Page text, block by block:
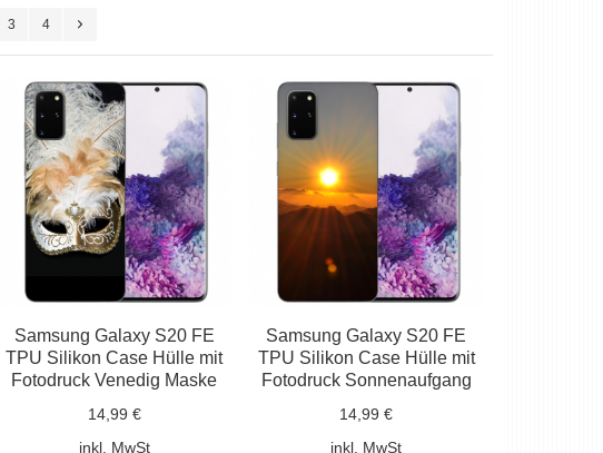
3 4
Samsung Galaxy S20 FE
TPU Silikon Case Hülle mit
Fotodruck Venedig Maske
14,99 €
inkl. MwSt
Samsung Galaxy S20 FE
TPU Silikon Case Hülle mit
Fotodruck Sonnenaufgang
14,99 €
inkl. MwSt